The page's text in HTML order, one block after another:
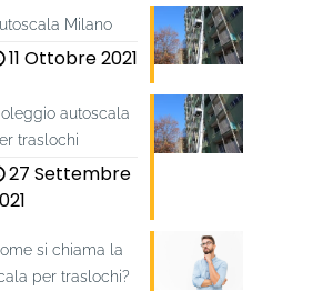
Milano
11 Ottobre 2021
autoscala
traslochi
27 Settembre
si chiama la
per traslochi?